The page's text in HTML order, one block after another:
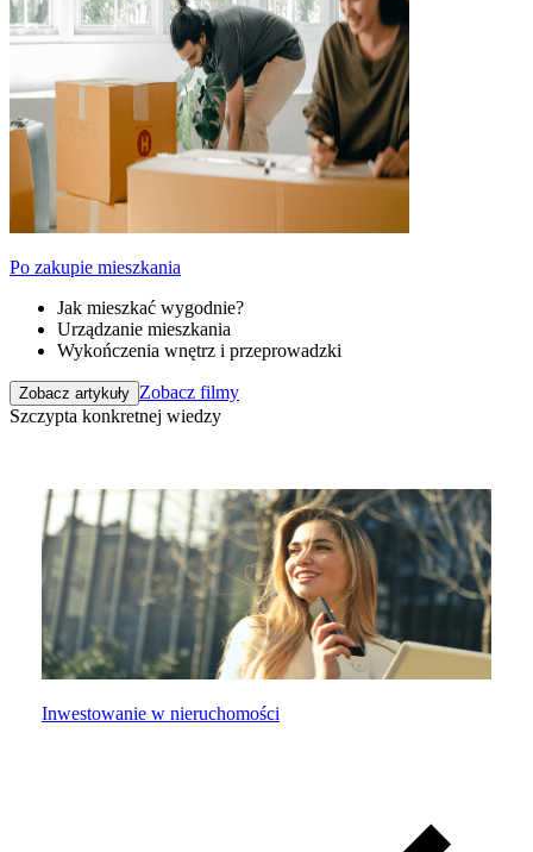
Po zakupie mieszkania
Jak mieszkać wygodnie?
Urządzanie mieszkania
Wykończenia wnętrz i przeprowadzki
Zobacz artykuły Zobacz filmy
Szczypta konkretnej wiedzy
Inwestowanie w nieruchomości